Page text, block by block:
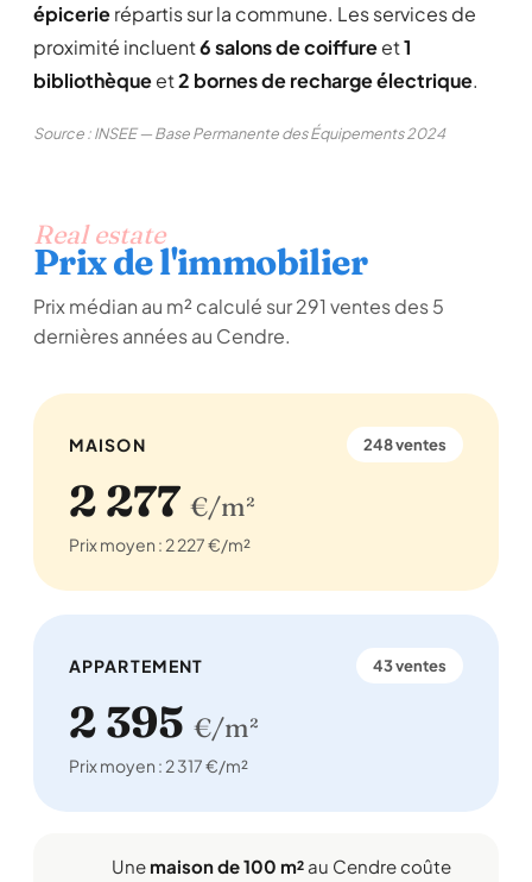
épicerierépartis sur la commune. Les services de
proximité incluent6 salons de coiffureet1
bibliothèqueet2 bornes de recharge électrique.
Source : INSEE — Base Permanente des Équipements 2024
Real estate
Prix de l'immobilier
Prix médian au m² calculé sur 291 ventes des 5
dernières années au Cendre.
MAISON 248 ventes
2 277 €/m²
Prix moyen : 2 227 €/m²
APPARTEMENT 43 ventes
2 395 €/m²
Prix moyen : 2 317 €/m²
Une maison de 100 m² au Cendre coûte